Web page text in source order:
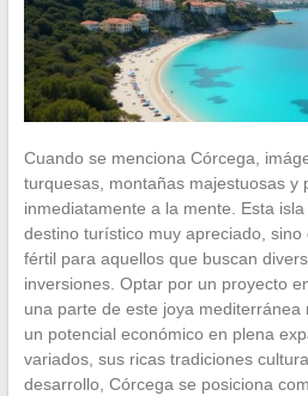
Cuando se menciona Córcega,
turquesas, montañas majestuosas y
inmediatamente a la mente. Esta
destino turístico muy apreciado,
fértil para aquellos que buscan
inversiones. Optar por un proyecto
una parte de este joya
un potencial económico en plena
variados, sus ricas tradiciones
desarrollo, Córcega se posiciona